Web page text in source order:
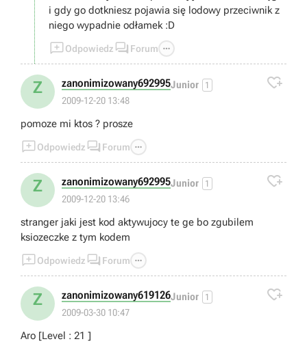
i gdy go dotkniesz pojawia się lodowy przeciwnik z
niego wypadnie odłamek :D
Odpowiedz  Forum 
Z zanonimizowany692995Junior 1
2009-12-20 13:48

pomoze mi ktos ? prosze
Odpowiedz  Forum 
Z zanonimizowany692995Junior 1
2009-12-20 13:46

stranger jaki jest kod aktywujocy te ge bo zgubilem
ksiozeczke z tym kodem
Odpowiedz  Forum 
Z zanonimizowany619126Junior 1
2009-03-30 10:47

Aro [Level : 21 ]